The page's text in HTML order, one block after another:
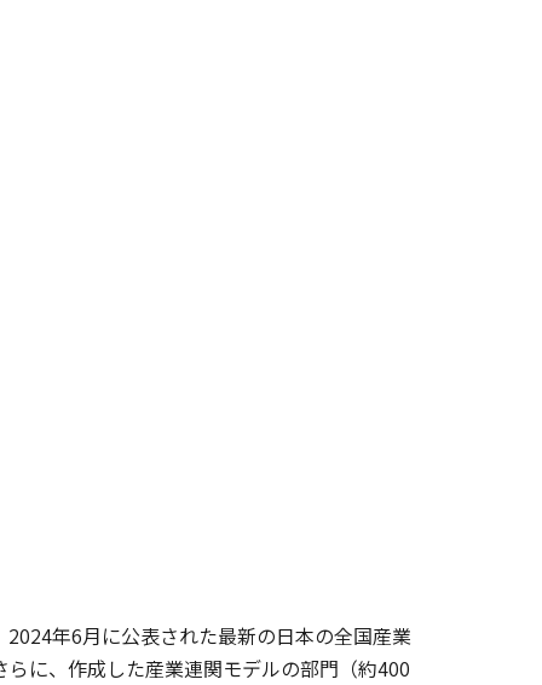
年6月に公表された最新の日本の全国産業
に、作成した産業連関モデルの部門（約400